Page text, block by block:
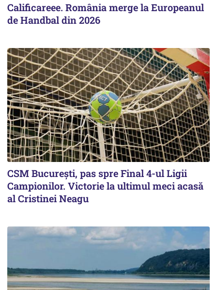
Calificareee. România merge la Europeanul
de Handbal din 2026
CSM Bucureşti, pas spre Final 4-ul Ligii
Campionilor. Victorie la ultimul meci acasă
al Cristinei Neagu